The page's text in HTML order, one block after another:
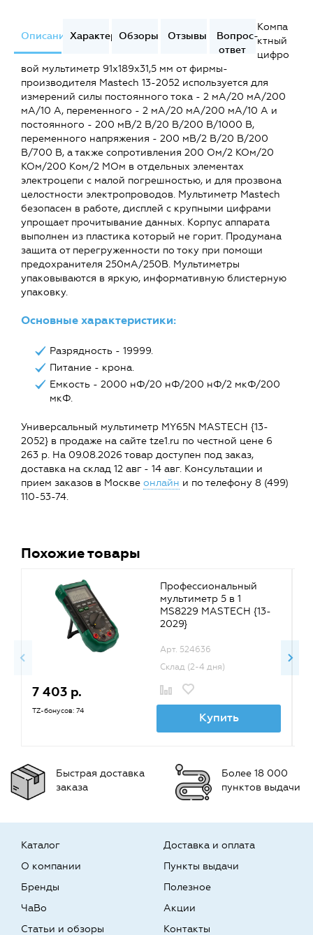
ОписаниеХарактеристики
Обзоры Отзывы
Вопрос-
ответ
Компа
ктный
цифро
вой мультиметр 91x189x31,5 мм от фирмы-
производителя Mastech 13-2052 используется для
измерений силы постоянного тока - 2 мА/20 мА/200
мA/10 A, переменного - 2 мА/20 мA/200 мA/10 A и
постоянного - 200 мВ/2 В/20 В/200 В/1000 В,
переменного напряжения - 200 мВ/2 В/20 В/200
В/700 В, а также сопротивления 200 Ом/2 КОм/20
КОм/200 Ком/2 МОм в отдельных элементах
электроцепи с малой погрешностью, и для прозвона
целостности электропроводов. Мультиметр Mastech
безопасен в работе, дисплей с крупными цифрами
упрощает прочитывание данных. Корпус аппарата
выполнен из пластика который не горит. Продумана
защита от перегруженности по току при помощи
предохранителя 250мА/250В. Мультиметры
упаковываются в яркую, информативную блистерную
упаковку.
Основные характеристики:
Разрядность - 19999.
Питание - крона.
Емкость - 2000 нФ/20 нФ/200 нФ/2 мкФ/200
мкФ.
Универсальный мультиметр MY65N MASTECH {13-
2052} в продаже на сайте tze1.ru по честной цене 6
263 р. На 09.08.2026 товар доступен под заказ,
доставка на склад 12 авг - 14 авг. Консультации и
прием заказов в Москве онлайн и по телефону 8 (499)
110-53-74.
Похожие товары
Профессиональный
мультиметр 5 в 1
MS8229 MASTECH {13-
2029}
Арт. 524636
Склад (2-4 дня)
7 403 р.
TZ-бонусов: 74 Купить
Быстрая доставка
заказа
Более 18 000
пунктов выдачи
Каталог
О компании
Бренды
Доставка и оплата
Пункты выдачи
Полезное
ЧаВо
Статьи и обзоры
Акции
Контакты